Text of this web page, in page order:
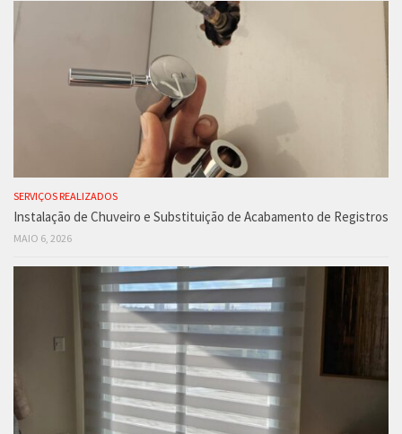
SERVIÇOS REALIZADOS
Instalação de Chuveiro e Substituição de Acabamento de Registros
MAIO 6, 2026